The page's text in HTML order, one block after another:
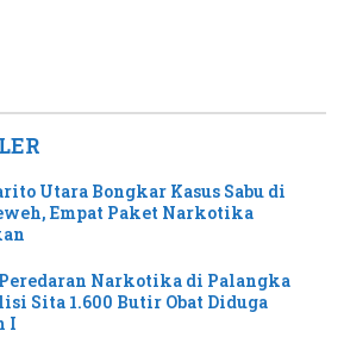
Utara Bongkar Kasus Sabu di
Empat Paket Narkotika
Narkotika di Palangka
Sita 1.600 Butir Obat Diduga
I